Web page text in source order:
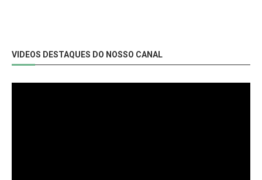
VIDEOS DESTAQUES DO NOSSO CANAL